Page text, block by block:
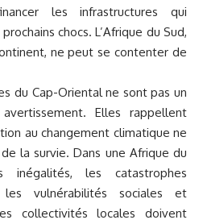
les infrastructures qui
chocs. L’Afrique du Sud,
ne peut se contenter de
du Cap-Oriental ne sont pas un
Elles rappellent
au changement climatique ne
la survie. Dans une Afrique du
les catastrophes
les vulnérabilités sociales et
collectivités locales doivent